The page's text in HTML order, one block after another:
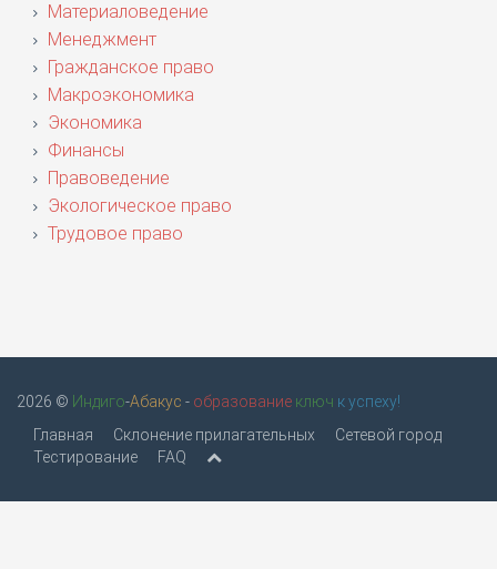
Материаловедение
Менеджмент
Гражданское право
Макроэкономика
Экономика
Финансы
Правоведение
Экологическое право
Трудовое право
2026 © Индиго-Абакус - образование ключ к успеху!
Главная
Склонение прилагательных
Сетевой город
Тестирование
FAQ